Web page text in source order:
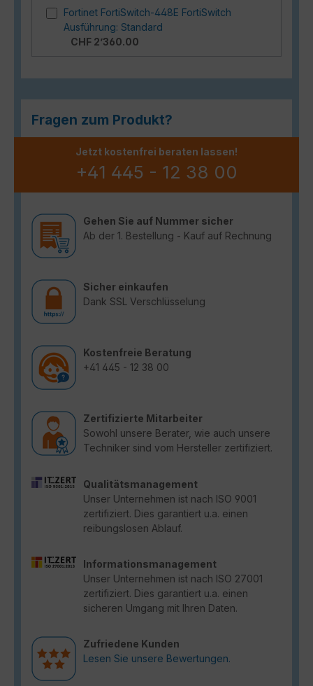
Fortinet FortiSwitch-448E FortiSwitch
Ausführung: Standard
CHF 2’360.00
Fragen zum Produkt?
Jetzt kostenfrei beraten lassen!
+41 445 - 12 38 00
Gehen Sie auf Nummer sicher
Ab der 1. Bestellung - Kauf auf Rechnung
Sicher einkaufen
Dank SSL Verschlüsselung
Kostenfreie Beratung
+41 445 - 12 38 00
Zertifizierte Mitarbeiter
Sowohl unsere Berater, wie auch unsere
Techniker sind vom Hersteller zertifiziert.
Qualitätsmanagement
Unser Unternehmen ist nach ISO 9001
zertifiziert. Dies garantiert u.a. einen
reibungslosen Ablauf.
Informationsmanagement
Unser Unternehmen ist nach ISO 27001
zertifiziert. Dies garantiert u.a. einen
sicheren Umgang mit Ihren Daten.
Zufriedene Kunden
Lesen Sie unsere Bewertungen.